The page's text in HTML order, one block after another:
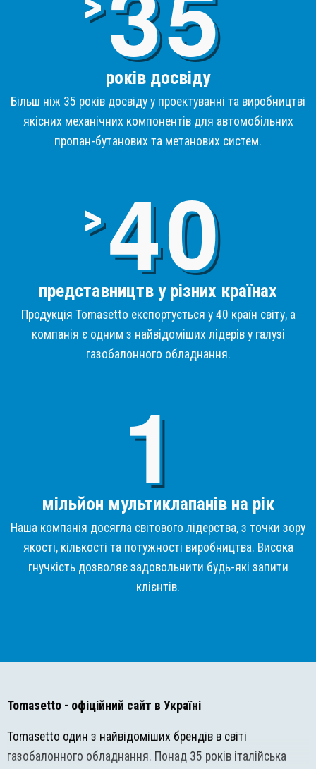
років досвіду
Більш ніж 35 років досвіду у проектуванні та виробництві
якісних механічних компонентів для автомобільних
пропан-бутанових та метанових систем.
>4
представництв у різних країнах
Продукція Tomasetto експортується у 40 країн світу, а
компанія є одним з найвідоміших лідерів у галузі
газобалонного обладнання.
мільйон мультиклапанів на рік
Наша компанія досягла світового лідерства, з точки зору
якості, кількості та потужності виробництва. Висока
гнучкість дозволяє задовольнити будь-які запити
клієнтів.
Tomasetto - офіційний сайт в Україні
Tomasetto один з найвідоміших брендів в світі
газобалонного обладнання. Понад 35 років італійська